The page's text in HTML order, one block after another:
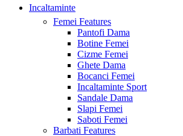
Incaltaminte
Femei Features
Pantofi Dama
Botine Femei
Cizme Femei
Ghete Dama
Bocanci Femei
Incaltaminte Sport
Sandale Dama
Slapi Femei
Saboti Femei
Barbati Features